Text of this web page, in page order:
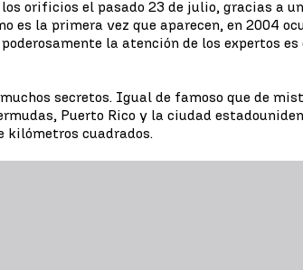
orificios el pasado 23 de julio, gracias a
es la primera vez que aparecen, en 2004
la atención de los expertos
secretos. Igual de famoso que de
Puerto Rico y la ciudad
kilómetros cuadrados.